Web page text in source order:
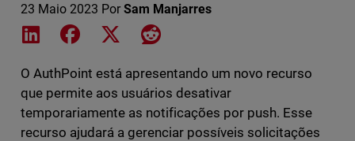
23 Maio 2023 Por Sam Manjarres
Share on LinkedIn
Share on Facebook
Share on XShare on Reddit
O AuthPoint está apresentando um novo recurso
que permite aos usuários desativar
temporariamente as notificações por push. Esse
recurso ajudará a gerenciar possíveis solicitações